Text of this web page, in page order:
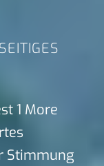
1 More
Stimmung